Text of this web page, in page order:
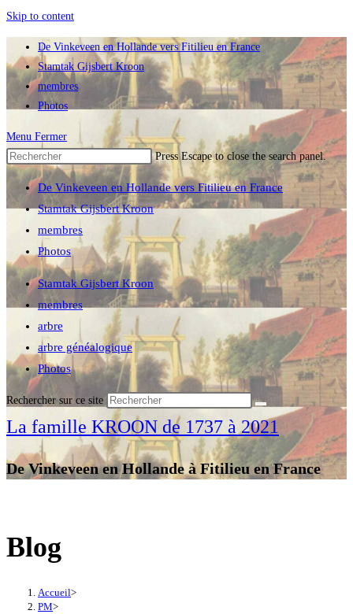
Skip to content
De Vinkeveen en Hollande vers Fitilieu en France
Stamtak Gijsbert Kroon
membres
Photos
Menu Fermer
Press Escape to close the search panel.
De Vinkeveen en Hollande vers Fitilieu en France
Stamtak Gijsbert Kroon
membres
Photos
Stamtak Gijsbert Kroon
membres
arbre
arbre généalogique
Photos
Rechercher sur ce site
La famille KROON de 1737 à 2021
De Vinkeveen en Hollande à Fitilieu en France
Blog
Accueil>
PM>